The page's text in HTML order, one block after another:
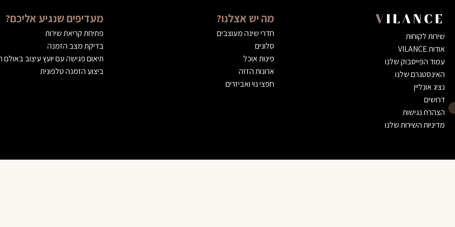
VILANCE
שירות לקוחות
אודות VILANCE
עמוד הפייסבוק שלנו
האינסטגרם שלנו
נציג אונליין
דרושים
הצהרת נגישות
מדיניות השירות שלנו
מה יש אצלנו?
חדרי שינה מעוצבים
סלונים
פינות אוכל
ארונות הזזה
חפצי נוי ואביזרים
מעדיפים שנגיע אליכם?
פתיחת קריאת שירות
בדיקת מצב הזמנה
תיאום פגישה עם יועץ עיצוב באולם
ביצוע הזמנה טלפונית